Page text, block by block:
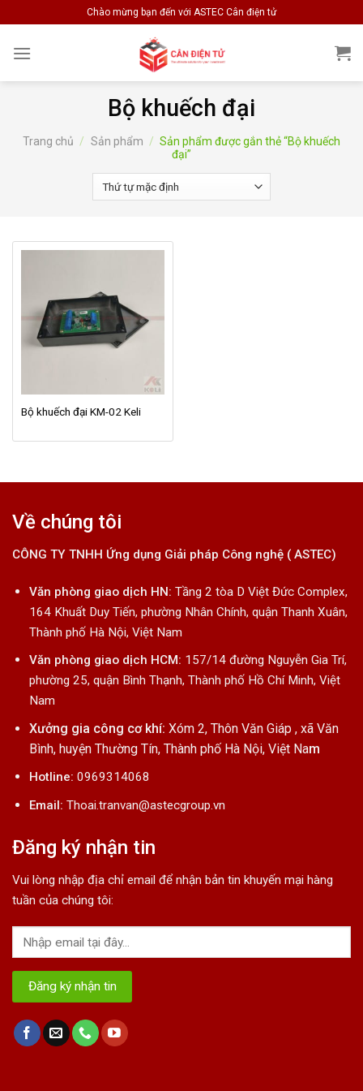
to
content
Chào mừng bạn đến với ASTEC Cân điện tử
Bộ khuếch đại
Trang chủ / Sản phẩm / Sản phẩm được gắn thẻ “Bộ khuếch
đại”
Bộ khuếch đại KM-02 Keli
Về chúng tôi
CÔNG TY TNHH Ứng dụng Giải pháp Công nghệ ( ASTEC)
Văn phòng giao dịch HN: Tầng 2 tòa D Việt Đức Complex,
164 Khuất Duy Tiến, phường Nhân Chính, quận Thanh Xuân,
Thành phố Hà Nội, Việt Nam
Văn phòng giao dịch HCM: 157/14 đường Nguyễn Gia Trí,
phường 25, quận Bình Thạnh, Thành phố Hồ Chí Minh, Việt
Nam
Xưởng gia công cơ khí: Xóm 2, Thôn Văn Giáp , xã Văn
Bình, huyện Thường Tín, Thành phố Hà Nội, Việt Nam
Hotline: 0969314068
Email: Thoai.tranvan@astecgroup.vn
Đăng ký nhận tin
Vui lòng nhập địa chỉ email để nhận bản tin khuyến mại hàng
tuần của chúng tôi: